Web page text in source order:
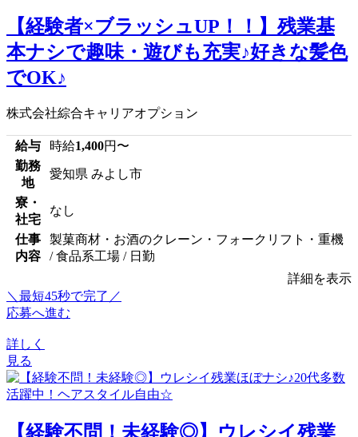
【経験者×ブラッシュUP！！】残業基
本ナシで趣味・遊びも充実♪好きな髪色
でOK♪
株式会社綜合キャリアオプション
給与 時給1,400円〜
勤務
地
愛知県 みよし市
寮・
社宅
なし
仕事
内容
製菓商材・お酒のクレーン・フォークリフト・重機
/ 食品系工場 / 日勤
詳細を表示
＼最短45秒で完了／
応募へ進む
詳しく
見る
【経験不問！未経験◎】ウレシイ残業